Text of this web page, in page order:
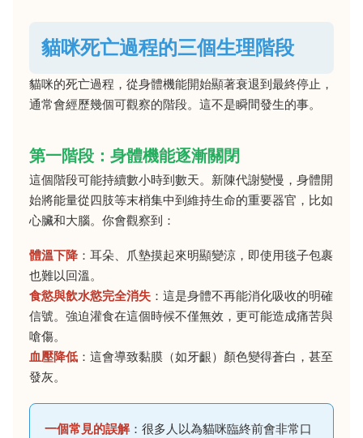
貓咪死亡過程的三個生理階段
貓咪的死亡過程，從身體機能開始顯著衰退到最終停止，
通常會經歷幾個可觀察的階段。這不是瞬間發生的事。
第一階段：身體機能逐漸關閉
這個階段可能持續數小時到數天。新陳代謝變慢，身體開
始將能量從四肢等末梢集中到維持生命的重要器官，比如
心臟和大腦。你會觀察到：
體溫下降：耳朵、爪墊摸起來明顯變涼，即使用毯子包裹
也難以回溫。
食慾與飲水慾完全消失 ：這是身體不再能消化吸收的明確
信號。強迫灌食在這個時候不僅無效，更可能造成痛苦與
嗆傷。
血壓降低 ：這會導致黏膜（如牙齦）顏色變得蒼白，甚至
發灰。
一個常見的誤解：很多人以為貓咪臨終前會非常口